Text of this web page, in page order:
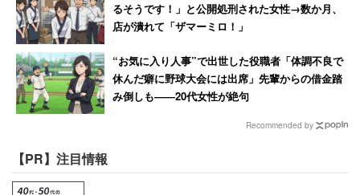
るそうです！」と公開処刑された女性→数か月、
店が潰れて「ザマーミロ！」
“お気に入り人事”で出世した役職者「体調不良で
休んだ癖に野球大会には出席」先輩からの借金踏
み倒しも――20代女性が絶句
Recommended by
【PR】注目情報